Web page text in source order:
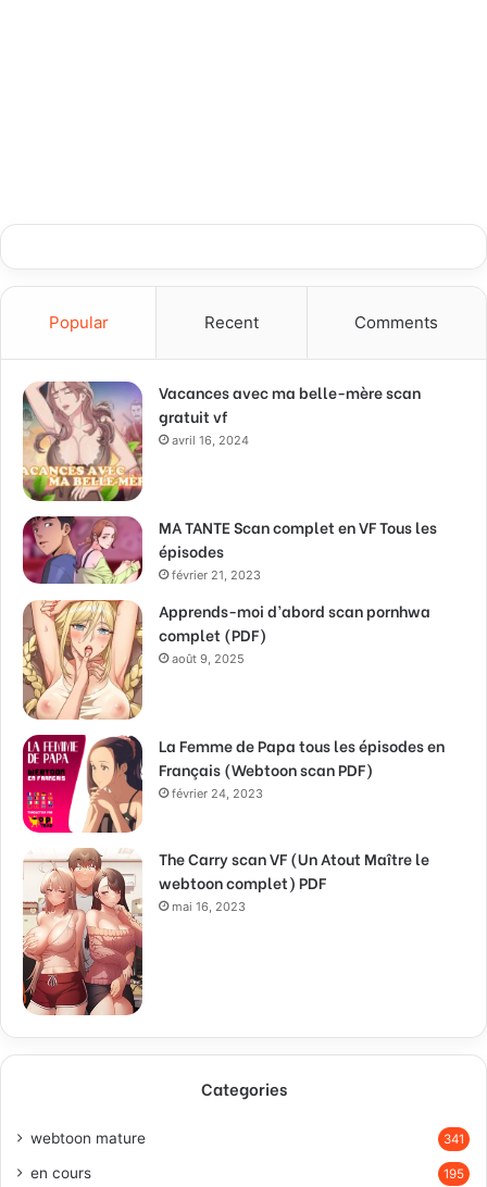
Popular Recent Comments
Vacances avec ma belle-mère scan
gratuit vf
avril 16, 2024
MA TANTE Scan complet en VF Tous les
épisodes
février 21, 2023
Apprends-moi d’abord scan pornhwa
complet (PDF)
août 9, 2025
La Femme de Papa tous les épisodes en
Français (Webtoon scan PDF)
février 24, 2023
The Carry scan VF (Un Atout Maître le
webtoon complet) PDF
mai 16, 2023
Categories
webtoon mature 341
en cours 195